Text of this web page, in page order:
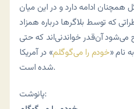
همچنان ادامه دارد و در این میان
که توسط بلاگرها درباره همزاد
آن‌قدر خواندنی‌اند که حتی
نام «خودم را می‌گوگلم» در آمریکا
شده است.
پانوشت: